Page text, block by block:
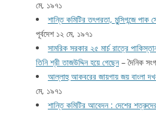
মে, ১৯৭১
শান্তি কমিটির তৎপরতা, মুন্সিগন্জে পাক
পূর্বদেশ ১২ মে, ১৯৭১
সামরিক সরকার ২৫ মার্চ রাত্রে
তিনি শ্রী তাজউদ্দিন হয়ে গেছেন– দৈনিক
আল্লাহু আকবরের জায়গায় জয় বাংলা
মে, ১৯৭১
শান্তি কমিটির আবেদন : দেশের